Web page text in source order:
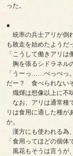
った。
●
統率の兵士アリが倒
も敗走を始めたようだ
「こうして働きアリは
胸を張るシドラネル
「うーっ……ぺっぺっ
だー？ 食べられない
熾煇は想像以上に不
なお、アリは通常種
リは食用に適した種が
か。
漢方にも使われる為
「食用ってほどの個体
風花もそうは言うが